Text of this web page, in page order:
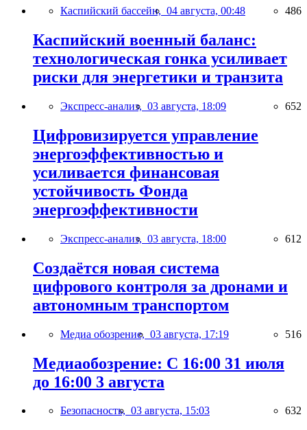
Каспийский бассейн, 04 августа, 00:48 486
Каспийский военный баланс:
технологическая гонка усиливает
риски для энергетики и транзита
Экспресс-анализ, 03 августа, 18:09 652
Цифровизируется управление
энергоэффективностью и
усиливается финансовая
устойчивость Фонда
энергоэффективности
Экспресс-анализ, 03 августа, 18:00 612
Создаётся новая система
цифрового контроля за дронами и
автономным транспортом
Медиа обозрение, 03 августа, 17:19 516
Медиаобозрение: С 16:00 31 июля
до 16:00 3 августа
Безопасность, 03 августа, 15:03 632